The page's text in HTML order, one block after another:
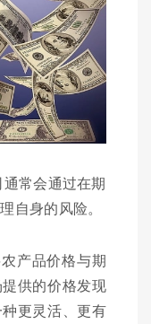
常会通过在期
自身的风险。
产品价格与期
供的价格发现
更灵活、更有